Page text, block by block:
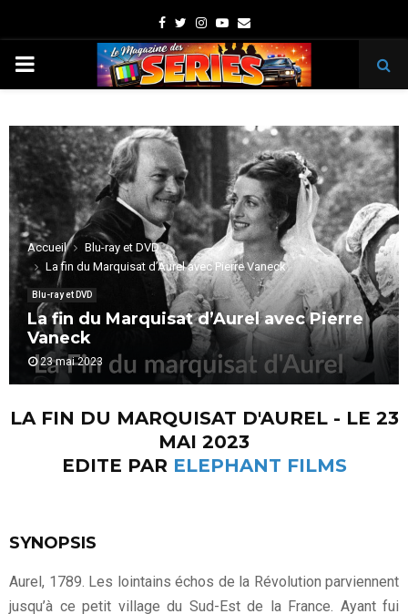
Facebook
TwitterInstagram
Youtube
Email
PRIMARY
Accueil
Blu-ray et DVD
La fin du Marquisat d’Aurel avec Pierre Vaneck
Blu-ray et DVD
La fin du Marquisat d’Aurel avec Pierre
Vaneck
23 mai 2023
LA FIN DU MARQUISAT D'AUREL - LE 23
MAI 2023
EDITE PAR ELEPHANT FILMS
SYNOPSIS
Aurel, 1789. Les lointains échos de la Révolution parviennent
jusqu’à ce petit village du Sud-Est de la France. Ayant fui